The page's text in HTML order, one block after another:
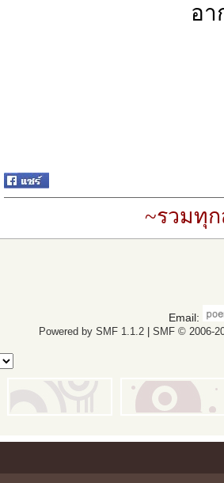
อา
~รวมทุ
Email:
Powered by SMF 1.1.2| SMF © 2006-